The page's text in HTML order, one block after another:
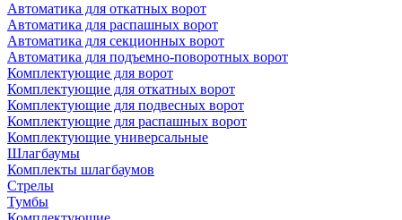
Автоматика для откатных ворот
Автоматика для распашных ворот
Автоматика для секционных ворот
Автоматика для подъемно-поворотных ворот
Комплектующие для ворот
Комплектующие для откатных ворот
Комплектующие для подвесных ворот
Комплектующие для распашных ворот
Комплектующие универсальные
Шлагбаумы
Комплекты шлагбаумов
Стрелы
Тумбы